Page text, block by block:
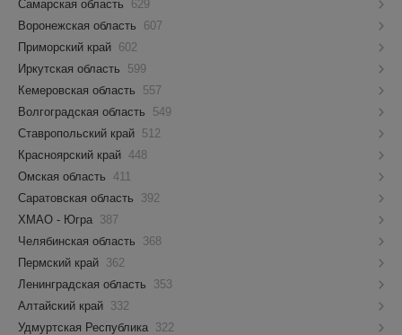
Самарская область
629
Воронежская область
607
Приморский край 602
Иркутская область
599
Кемеровская область
557
Волгоградская область
549
Ставропольский край 512
Красноярский край 448
Омская область 411
Саратовская область
392
ХМАО - Югра 387
Челябинская область
368
Пермский край 362
Ленинградская область
353
Алтайский край 332
Удмуртская Республика 322